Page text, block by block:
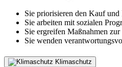
Sie priorisieren den Kauf
Sie arbeiten mit sozialen
Sie ergreifen Maßnahmen
Sie wenden
Klimaschutz